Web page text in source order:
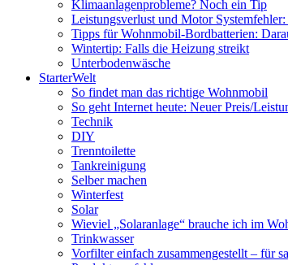
Klimaanlagenprobleme? Noch ein Tip
Leistungsverlust und Motor
Tipps für Wohnmobil-Bordbatterien:
Wintertip: Falls die Heizung streikt
Unterbodenwäsche
StarterWelt
So findet man das richtige Wohnmobil
So geht Internet heute: Neuer Preis/
Technik
DIY
Trenntoilette
Tankreinigung
Selber machen
Winterfest
Solar
Wieviel „Solaranlage“ brauche ich im
Trinkwasser
Vorfilter einfach zusammengestellt – für